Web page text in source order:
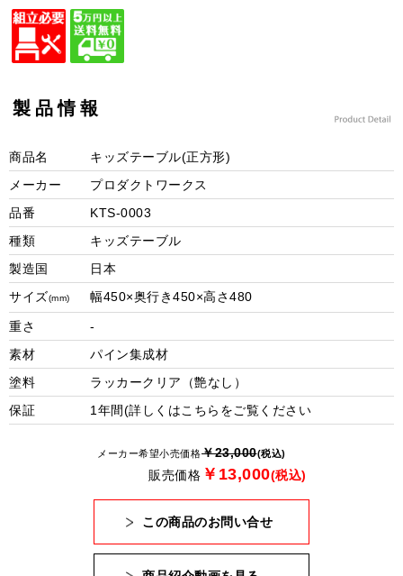
製品情報
商品名
キッズテーブル(正方形)
メーカー
プロダクトワークス
品番
KTS-0003
種類
キッズテーブル
製造国
日本
サイズ(mm) 幅450×奥行き450×高さ480
重さ
-
素材
パイン集成材
塗料
ラッカークリア（艶なし）
保証
1年間(詳しくはこちら をご覧ください
メーカー希望小売価格￥23,000(税込)
販売価格 ￥13,000(税込)
この商品のお問い合せ